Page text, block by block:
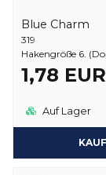
Blue Charm
319
Hakengröße 6.
1,78 EUR
Auf Lager
KAUF